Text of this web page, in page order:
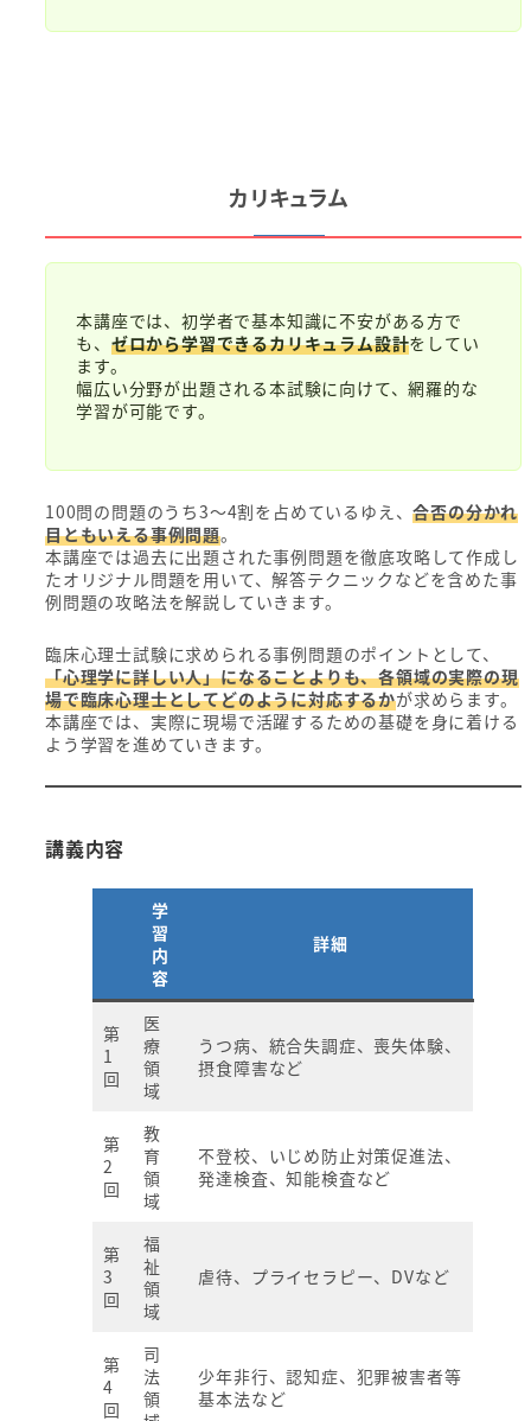
カリキュラム
本講座では、初学者で基本知識に不安がある方で
も、 ゼロから学習できるカリキュラム設計をしてい
ます。
幅広い分野が出題される本試験に向けて、網羅的な
学習が可能です。
100問の問題のうち3～4割を占めているゆえ、合否の分かれ
目ともいえる事例問題。
本講座では過去に出題された事例問題を徹底攻略して作成し
たオリジナル問題を用いて、解答テクニックなどを含めた事
例問題の攻略法を解説していきます。
臨床心理士試験に求められる事例問題のポイントとして、
「心理学に詳しい人」になることよりも、各領域の実際の現
場で臨床心理士としてどのように対応するかが求めらます。
本講座では、実際に現場で活躍するための基礎を身に着ける
よう学習を進めていきます。
講義内容
学
習
内
容
詳細
第
1
回
医
療
領
域
うつ病、統合失調症、喪失体験、
摂食障害など
第
2
回
教
育
領
域
不登校、いじめ防止対策促進法、
発達検査、知能検査など
第
3
回
福
祉
領
域
虐待、プライセラピー、DVなど
第
4
回
司
法
領
少年非行、認知症、犯罪被害者等
基本法など